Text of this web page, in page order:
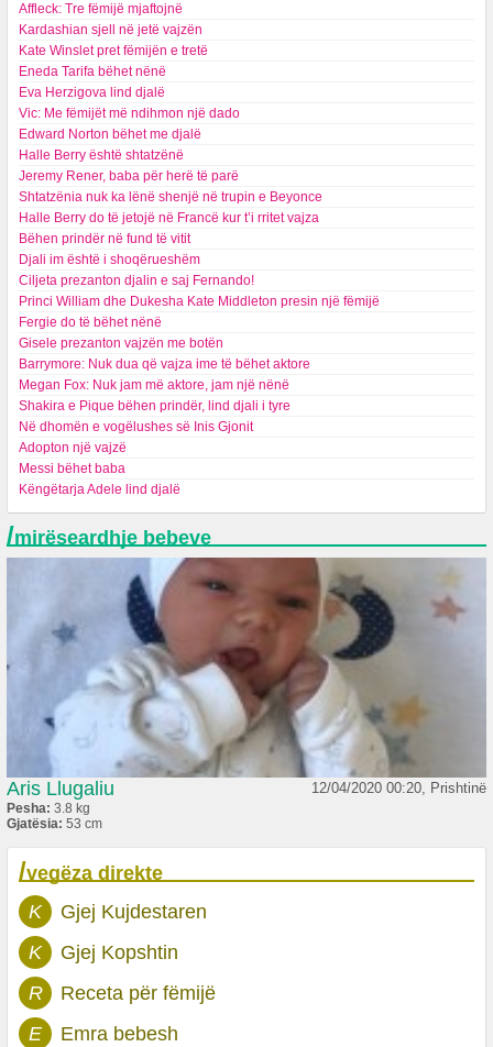
Affleck: Tre fëmijë mjaftojnë
Kardashian sjell në jetë vajzën
Kate Winslet pret fëmijën e tretë
Eneda Tarifa bëhet nënë
Eva Herzigova lind djalë
Vic: Me fëmijët më ndihmon një dado
Edward Norton bëhet me djalë
Halle Berry është shtatzënë
Jeremy Rener, baba për herë të parë
Shtatzënia nuk ka lënë shenjë në trupin e Beyonce
Halle Berry do të jetojë në Francë kur t’i rritet vajza
Bëhen prindër në fund të vitit
Djali im është i shoqërueshëm
Ciljeta prezanton djalin e saj Fernando!
Princi William dhe Dukesha Kate Middleton presin një fëmijë
Fergie do të bëhet nënë
Gisele prezanton vajzën me botën
Barrymore: Nuk dua që vajza ime të bëhet aktore
Megan Fox: Nuk jam më aktore, jam një nënë
Shakira e Pique bëhen prindër, lind djali i tyre
Në dhomën e vogëlushes së Inis Gjonit
Adopton një vajzë
Messi bëhet baba
Këngëtarja Adele lind djalë
/mirëseardhje bebeve
Aris Llugaliu 12/04/2020 00:20, Prishtinë
Pesha: 3.8 kg
Gjatësia: 53 cm
/vegëza direkte
K
Gjej Kujdestaren
K
Gjej Kopshtin
R
Receta për fëmijë
E
Emra bebesh